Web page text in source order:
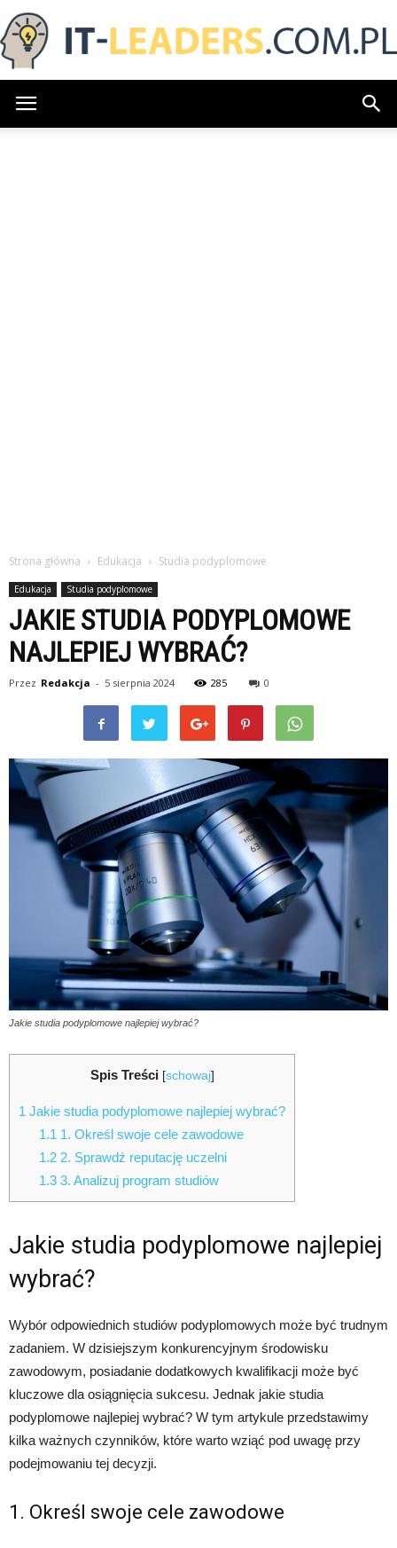
Strona główna Edukacja Studia podyplomowe
Edukacja Studia podyplomowe
JAKIE STUDIA PODYPLOMOWE
NAJLEPIEJ WYBRAĆ?
Przez Redakcja - 5 sierpnia 2024 285 0
Jakie studia podyplomowe najlepiej wybrać?
Spis Treści [schowaj]
1 Jakie studia podyplomowe najlepiej wybrać?
1.1 1. Określ swoje cele zawodowe
1.22. Sprawdź reputację uczelni
1.33. Analizuj program studiów
Jakie studia podyplomowe najlepiej
wybrać?
Wybór odpowiednich studiów podyplomowych może być trudnym
zadaniem. W dzisiejszym konkurencyjnym środowisku
zawodowym, posiadanie dodatkowych kwalifikacji może być
kluczowe dla osiągnięcia sukcesu. Jednak jakie studia
podyplomowe najlepiej wybrać? W tym artykule przedstawimy
kilka ważnych czynników, które warto wziąć pod uwagę przy
podejmowaniu tej decyzji.
1. Określ swoje cele zawodowe